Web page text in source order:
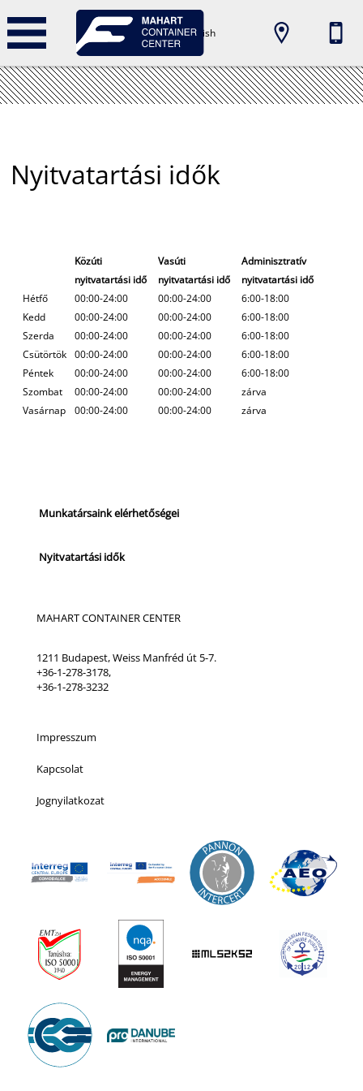
english
Nyitvatartási idők
Közúti
nyitvatartási idő
Vasúti
nyitvatartási idő
Adminisztratív
nyitvatartási idő
Hétfő
00:00-24:00 00:00-24:00
6:00-18:00
Kedd
00:00-24:00 00:00-24:00
6:00-18:00
Szerda
00:00-24:00 00:00-24:00
6:00-18:00
Csütörtök
00:00-24:00 00:00-24:00
6:00-18:00
Péntek
00:00-24:00 00:00-24:00
6:00-18:00
Szombat
00:00-24:00 00:00-24:00
zárva
Vasárnap
00:00-24:00 00:00-24:00 zárva
Munkatársaink elérhetőségei
Nyitvatartási idők
MAHART CONTAINER CENTER
1211 Budapest, Weiss Manfréd út 5-7.
+36-1-278-3178,
+36-1-278-3232
Impresszum
Kapcsolat
Jognyilatkozat